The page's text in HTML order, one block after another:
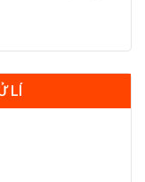
LÍ